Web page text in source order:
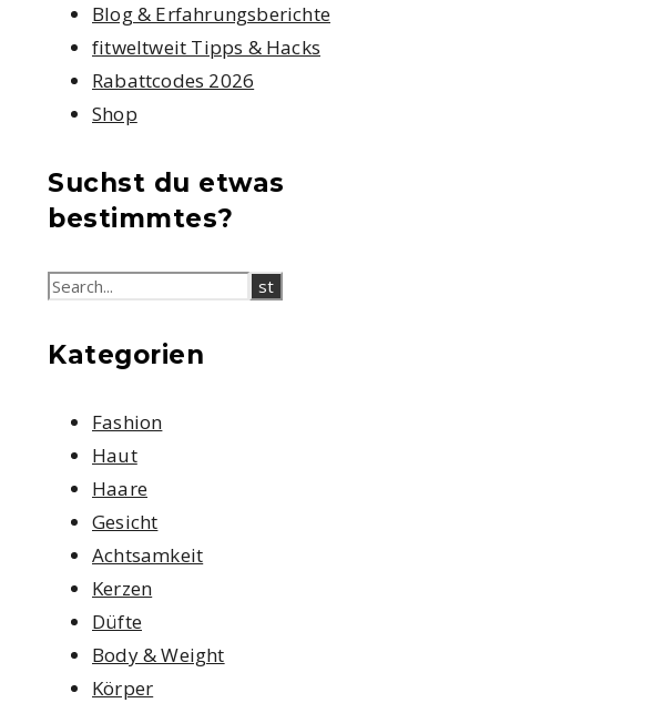
Blog & Erfahrungsberichte
fitweltweit Tipps & Hacks
Rabattcodes 2026
Shop
Suchst du etwas
bestimmtes?
Kategorien
Fashion
Haut
Haare
Gesicht
Achtsamkeit
Kerzen
Düfte
Body & Weight
Körper